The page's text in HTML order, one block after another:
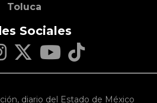
Toluca
Sociales
diario del Estado de México